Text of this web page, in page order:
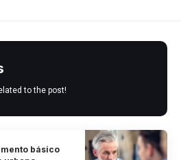
to the post!
básico